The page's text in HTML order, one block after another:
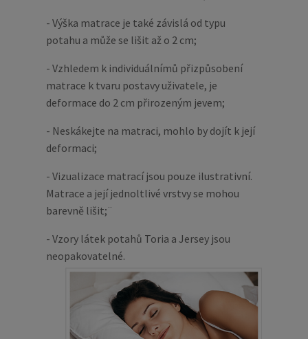
- Výška matrace je také závislá od typu
potahu a může se lišit až o 2 cm;
- Vzhledem k individuálnímů přizpůsobení
matrace k tvaru postavy uživatele, je
deformace do 2 cm přirozeným jevem;
- Neskákejte na matraci, mohlo by dojít k její
deformaci;
- Vizualizace matrací jsou pouze ilustrativní.
Matrace a její jednoltlivé vrstvy se mohou
barevně lišit;¨
- Vzory látek potahů Toria a Jersey jsou
neopakovatelné.